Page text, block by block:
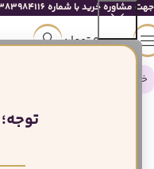
جهت مشاوره خرید با شماره 09383984116 از طریق واتساپ با ما در ارتباط باشید
0تومان
خانه